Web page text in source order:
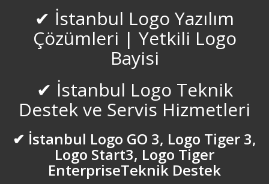
✔ İstanbul Logo Yazılım
Çözümleri | Yetkili Logo
Bayisi
✔ İstanbul Logo Teknik
Destek ve Servis Hizmetleri
✔ İstanbul Logo GO 3, Logo Tiger 3,
Logo Start3, Logo Tiger
EnterpriseTeknik Destek